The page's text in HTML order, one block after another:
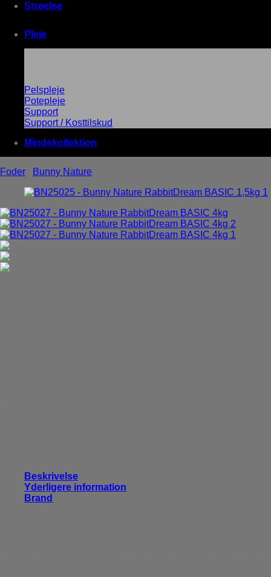
Strøelse
Pleje
Pelspleje
Potepleje
Support
Support / Kosttilskud
Mindekollektion
Foder Bunny Nature
Beskrivelse
Yderligere information
Brand